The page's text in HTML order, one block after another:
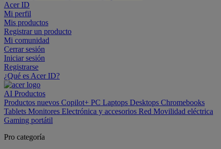
Acer ID
Mi perfil
Mis productos
Registrar un producto
Mi comunidad
Cerrar sesión
Iniciar sesión
Registrarse
¿Qué es Acer ID?
AI Productos
Productos nuevos Copilot+ PC Laptops Desktops Chromebooks
Tablets Monitores Electrónica y accesorios Red Movilidad eléctrica
Gaming portátil
Pro categoría